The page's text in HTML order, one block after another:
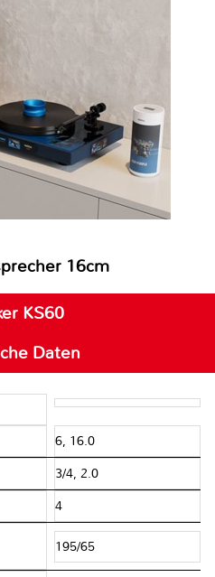
16cm
KS60
Daten
6, 16.0
3/4, 2.0
4
195/65